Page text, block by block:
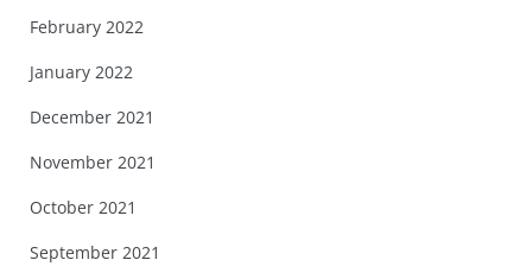
February 2022
January 2022
December 2021
November 2021
October 2021
September 2021